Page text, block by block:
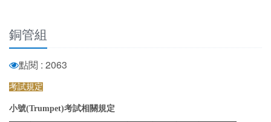
銅管組
點閱 : 2063
考試規定
小號(Trumpet)考試相關規定